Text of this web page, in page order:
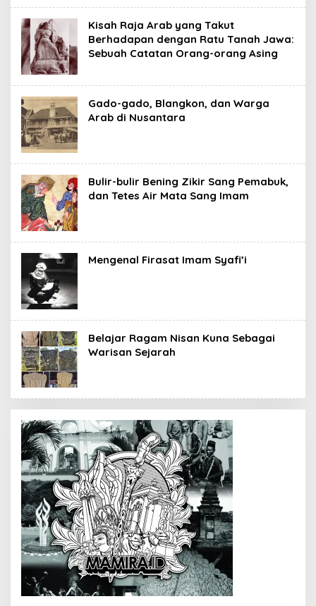
Kisah Raja Arab yang Takut
Berhadapan dengan Ratu Tanah Jawa:
Sebuah Catatan Orang-orang Asing
Gado-gado, Blangkon, dan Warga
Arab di Nusantara
Bulir-bulir Bening Zikir Sang Pemabuk,
dan Tetes Air Mata Sang Imam
Mengenal Firasat Imam Syafi’i
Belajar Ragam Nisan Kuna Sebagai
Warisan Sejarah